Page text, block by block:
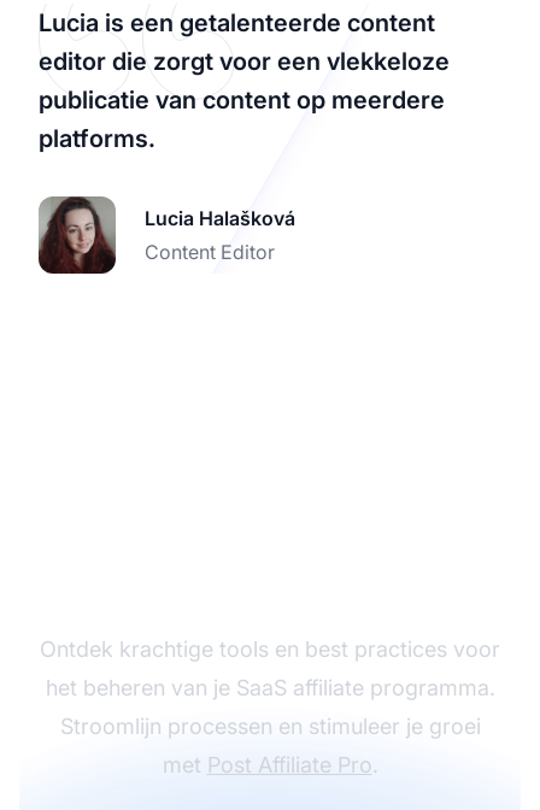
Lucia is een getalenteerde content
editor die zorgt voor een vlekkeloze
publicatie van content op meerdere
platforms.
Lucia Halašková
Content Editor
Ontdek krachtige tools en best practices voor
het beheren van je SaaS affiliate programma.
Stroomlijn processen en stimuleer je groei
met Post Affiliate Pro.